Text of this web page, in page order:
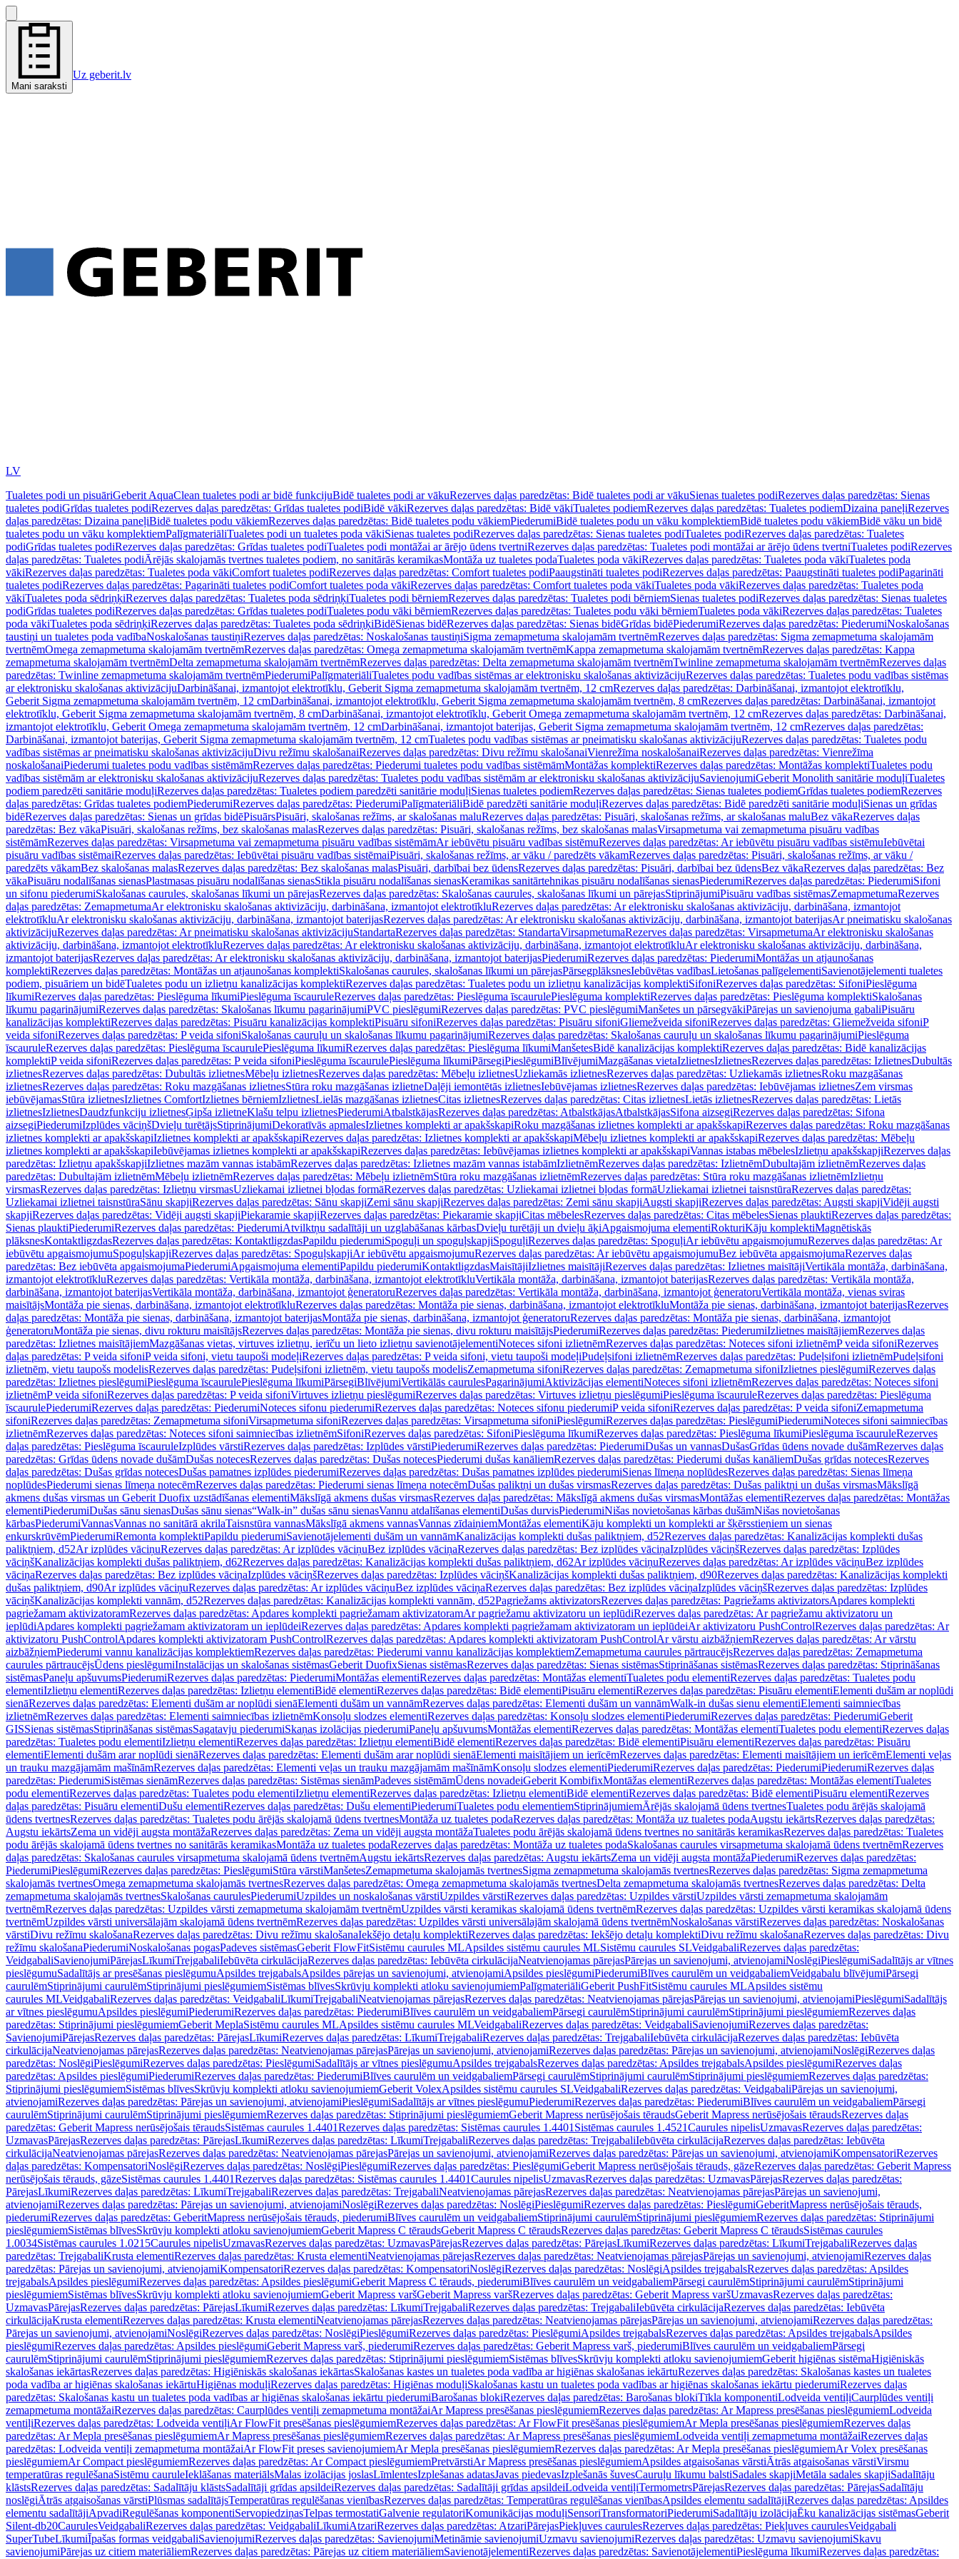
Mani saraksti
Uz geberit.lv
LV
Tualetes podi un pisuāriGeberit AquaClean tualetes podi ar bidē funkcijuBidē tualetes podi ar vākuRezerves daļas paredzētas: Bidē tualetes podi ar vākuSienas tualetes podiRezerves daļas paredzētas: Sienas
tualetes podiGrīdas tualetes podiRezerves daļas paredzētas: Grīdas tualetes podiBidē vākiRezerves daļas paredzētas: Bidē vākiTualetes podiemRezerves daļas paredzētas: Tualetes podiemDizaina paneļiRezerves
daļas paredzētas: Dizaina paneļiBidē tualetes podu vākiemRezerves daļas paredzētas: Bidē tualetes podu vākiemPiederumiBidē tualetes podu un vāku komplektiemBidē tualetes podu vākiemBidē vāku un bidē
tualetes podu un vāku komplektiemPalīgmateriāliTualetes podi un tualetes poda vākiSienas tualetes podiRezerves daļas paredzētas: Sienas tualetes podiTualetes podiRezerves daļas paredzētas: Tualetes
podiGrīdas tualetes podiRezerves daļas paredzētas: Grīdas tualetes podiTualetes podi montāžai ar ārējo ūdens tvertniRezerves daļas paredzētas: Tualetes podi montāžai ar ārējo ūdens tvertniTualetes podiRezerves
daļas paredzētas: Tualetes podiĀrējās skalojamās tvertnes tualetes podiem, no sanitārās keramikasMontāža uz tualetes podaTualetes poda vākiRezerves daļas paredzētas: Tualetes poda vākiTualetes poda
vākiRezerves daļas paredzētas: Tualetes poda vākiComfort tualetes podiRezerves daļas paredzētas: Comfort tualetes podiPaaugstināti tualetes podiRezerves daļas paredzētas: Paaugstināti tualetes podiPagarināti
tualetes podiRezerves daļas paredzētas: Pagarināti tualetes podiComfort tualetes poda vākiRezerves daļas paredzētas: Comfort tualetes poda vākiTualetes poda vākiRezerves daļas paredzētas: Tualetes poda
vākiTualetes poda sēdriņķiRezerves daļas paredzētas: Tualetes poda sēdriņķiTualetes podi bērniemRezerves daļas paredzētas: Tualetes podi bērniemSienas tualetes podiRezerves daļas paredzētas: Sienas tualetes
podiGrīdas tualetes podiRezerves daļas paredzētas: Grīdas tualetes podiTualetes podu vāki bērniemRezerves daļas paredzētas: Tualetes podu vāki bērniemTualetes poda vākiRezerves daļas paredzētas: Tualetes
poda vākiTualetes poda sēdriņķiRezerves daļas paredzētas: Tualetes poda sēdriņķiBidēSienas bidēRezerves daļas paredzētas: Sienas bidēGrīdas bidēPiederumiRezerves daļas paredzētas: PiederumiNoskalošanas
taustiņi un tualetes poda vadībaNoskalošanas taustiņiRezerves daļas paredzētas: Noskalošanas taustiņiSigma zemapmetuma skalojamām tvertnēmRezerves daļas paredzētas: Sigma zemapmetuma skalojamām
tvertnēmOmega zemapmetuma skalojamām tvertnēmRezerves daļas paredzētas: Omega zemapmetuma skalojamām tvertnēmKappa zemapmetuma skalojamām tvertnēmRezerves daļas paredzētas: Kappa
zemapmetuma skalojamām tvertnēmDelta zemapmetuma skalojamām tvertnēmRezerves daļas paredzētas: Delta zemapmetuma skalojamām tvertnēmTwinline zemapmetuma skalojamām tvertnēmRezerves daļas
paredzētas: Twinline zemapmetuma skalojamām tvertnēmPiederumiPalīgmateriāliTualetes podu vadības sistēmas ar elektronisku skalošanas aktivizācijuRezerves daļas paredzētas: Tualetes podu vadības sistēmas
ar elektronisku skalošanas aktivizācijuDarbināšanai, izmantojot elektrotīklu, Geberit Sigma zemapmetuma skalojamām tvertnēm, 12 cmRezerves daļas paredzētas: Darbināšanai, izmantojot elektrotīklu,
Geberit Sigma zemapmetuma skalojamām tvertnēm, 12 cmDarbināšanai, izmantojot elektrotīklu, Geberit Sigma zemapmetuma skalojamām tvertnēm, 8 cmRezerves daļas paredzētas: Darbināšanai, izmantojot
elektrotīklu, Geberit Sigma zemapmetuma skalojamām tvertnēm, 8 cmDarbināšanai, izmantojot elektrotīklu, Geberit Omega zemapmetuma skalojamām tvertnēm, 12 cmRezerves daļas paredzētas: Darbināšanai,
izmantojot elektrotīklu, Geberit Omega zemapmetuma skalojamām tvertnēm, 12 cmDarbināšanai, izmantojot baterijas, Geberit Sigma zemapmetuma skalojamām tvertnēm, 12 cmRezerves daļas paredzētas:
Darbināšanai, izmantojot baterijas, Geberit Sigma zemapmetuma skalojamām tvertnēm, 12 cmTualetes podu vadības sistēmas ar pneimatisku skalošanas aktivizācijuRezerves daļas paredzētas: Tualetes podu
vadības sistēmas ar pneimatisku skalošanas aktivizācijuDivu režīmu skalošanaiRezerves daļas paredzētas: Divu režīmu skalošanaiVienrežīma noskalošanaiRezerves daļas paredzētas: Vienrežīma
noskalošanaiPiederumi tualetes podu vadības sistēmāmRezerves daļas paredzētas: Piederumi tualetes podu vadības sistēmāmMontāžas komplektiRezerves daļas paredzētas: Montāžas komplektiTualetes podu
vadības sistēmām ar elektronisku skalošanas aktivizācijuRezerves daļas paredzētas: Tualetes podu vadības sistēmām ar elektronisku skalošanas aktivizācijuSavienojumiGeberit Monolith sanitārie moduļiTualetes
podiem paredzēti sanitārie moduļiRezerves daļas paredzētas: Tualetes podiem paredzēti sanitārie moduļiSienas tualetes podiemRezerves daļas paredzētas: Sienas tualetes podiemGrīdas tualetes podiemRezerves
daļas paredzētas: Grīdas tualetes podiemPiederumiRezerves daļas paredzētas: PiederumiPalīgmateriāliBidē paredzēti sanitārie moduļiRezerves daļas paredzētas: Bidē paredzēti sanitārie moduļiSienas un grīdas
bidēRezerves daļas paredzētas: Sienas un grīdas bidēPisuārsPisuāri, skalošanas režīms, ar skalošanas maluRezerves daļas paredzētas: Pisuāri, skalošanas režīms, ar skalošanas maluBez vākaRezerves daļas
paredzētas: Bez vākaPisuāri, skalošanas režīms, bez skalošanas malasRezerves daļas paredzētas: Pisuāri, skalošanas režīms, bez skalošanas malasVirsapmetuma vai zemapmetuma pisuāru vadības
sistēmāmRezerves daļas paredzētas: Virsapmetuma vai zemapmetuma pisuāru vadības sistēmāmAr iebūvētu pisuāru vadības sistēmuRezerves daļas paredzētas: Ar iebūvētu pisuāru vadības sistēmuIebūvētai
pisuāru vadības sistēmaiRezerves daļas paredzētas: Iebūvētai pisuāru vadības sistēmaiPisuāri, skalošanas režīms, ar vāku / paredzēts vākamRezerves daļas paredzētas: Pisuāri, skalošanas režīms, ar vāku /
paredzēts vākamBez skalošanas malasRezerves daļas paredzētas: Bez skalošanas malasPisuāri, darbībai bez ūdensRezerves daļas paredzētas: Pisuāri, darbībai bez ūdensBez vākaRezerves daļas paredzētas: Bez
vākaPisuāru nodalīšanas sienasPlastmasas pisuāru nodalīšanas sienasStikla pisuāru nodalīšanas sienasKeramikas sanitārtehnikas pisuāru nodalīšanas sienasPiederumiRezerves daļas paredzētas: PiederumiSifoni
un sifonu piederumiSkalošanas caurules, skalošanas līkumi un pārejasRezerves daļas paredzētas: Skalošanas caurules, skalošanas līkumi un pārejasStiprinājumiPisuāru vadības sistēmasZemapmetumaRezerves
daļas paredzētas: ZemapmetumaAr elektronisku skalošanas aktivizāciju, darbināšana, izmantojot elektrotīkluRezerves daļas paredzētas: Ar elektronisku skalošanas aktivizāciju, darbināšana, izmantojot
elektrotīkluAr elektronisku skalošanas aktivizāciju, darbināšana, izmantojot baterijasRezerves daļas paredzētas: Ar elektronisku skalošanas aktivizāciju, darbināšana, izmantojot baterijasAr pneimatisku skalošanas
aktivizācijuRezerves daļas paredzētas: Ar pneimatisku skalošanas aktivizācijuStandartaRezerves daļas paredzētas: StandartaVirsapmetumaRezerves daļas paredzētas: VirsapmetumaAr elektronisku skalošanas
aktivizāciju, darbināšana, izmantojot elektrotīkluRezerves daļas paredzētas: Ar elektronisku skalošanas aktivizāciju, darbināšana, izmantojot elektrotīkluAr elektronisku skalošanas aktivizāciju, darbināšana,
izmantojot baterijasRezerves daļas paredzētas: Ar elektronisku skalošanas aktivizāciju, darbināšana, izmantojot baterijasPiederumiRezerves daļas paredzētas: PiederumiMontāžas un atjaunošanas
komplektiRezerves daļas paredzētas: Montāžas un atjaunošanas komplektiSkalošanas caurules, skalošanas līkumi un pārejasPārsegplāksnesIebūvētas vadībasLietošanas palīgelementiSavienotājelementi tualetes
podiem, pisuāriem un bidēTualetes podu un izlietņu kanalizācijas komplektiRezerves daļas paredzētas: Tualetes podu un izlietņu kanalizācijas komplektiSifoniRezerves daļas paredzētas: SifoniPieslēguma
līkumiRezerves daļas paredzētas: Pieslēguma līkumiPieslēguma īscauruleRezerves daļas paredzētas: Pieslēguma īscaurulePieslēguma komplektiRezerves daļas paredzētas: Pieslēguma komplektiSkalošanas
līkumu pagarinājumiRezerves daļas paredzētas: Skalošanas līkumu pagarinājumiPVC pieslēgumiRezerves daļas paredzētas: PVC pieslēgumiManšetes un pārsegvākiPārejas un savienojuma gabaliPisuāru
kanalizācijas komplektiRezerves daļas paredzētas: Pisuāru kanalizācijas komplektiPisuāru sifoniRezerves daļas paredzētas: Pisuāru sifoniGliemežveida sifoniRezerves daļas paredzētas: Gliemežveida sifoniP
veida sifoniRezerves daļas paredzētas: P veida sifoniSkalošanas cauruļu un skalošanas līkumu pagarinājumiRezerves daļas paredzētas: Skalošanas cauruļu un skalošanas līkumu pagarinājumiPieslēguma
īscauruleRezerves daļas paredzētas: Pieslēguma īscaurulePieslēguma līkumiRezerves daļas paredzētas: Pieslēguma līkumiManšetesBidē kanalizācijas komplektiRezerves daļas paredzētas: Bidē kanalizācijas
komplektiP veida sifoniRezerves daļas paredzētas: P veida sifoniPieslēguma īscaurulePieslēguma līkumiPārsegiPieslēgumiBlīvējumiMazgāšanas vietaIzlietnesIzlietnesRezerves daļas paredzētas: IzlietnesDubultās
izlietnesRezerves daļas paredzētas: Dubultās izlietnesMēbeļu izlietnesRezerves daļas paredzētas: Mēbeļu izlietnesUzliekamās izlietnesRezerves daļas paredzētas: Uzliekamās izlietnesRoku mazgāšanas
izlietnesRezerves daļas paredzētas: Roku mazgāšanas izlietnesStūra roku mazgāšanas izlietneDaļēji iemontētās izlietnesIebūvējamas izlietnesRezerves daļas paredzētas: Iebūvējamas izlietnesZem virsmas
iebūvējamasStūra izlietnesIzlietnes ComfortIzlietnes bērniemIzlietnesLielās mazgāšanas izlietnesCitas izlietnesRezerves daļas paredzētas: Citas izlietnesLietās izlietnesRezerves daļas paredzētas: Lietās
izlietnesIzlietnesDaudzfunkciju izlietnesĢipša izlietneKlašu telpu izlietnesPiederumiAtbalstkājasRezerves daļas paredzētas: AtbalstkājasAtbalstkājasSifona aizsegiRezerves daļas paredzētas: Sifona
aizsegiPiederumiIzplūdes vāciņšDvieļu turētājsStiprinājumiDekoratīvās apmalesIzlietnes komplekti ar apakšskapiRoku mazgāšanas izlietnes komplekti ar apakšskapiRezerves daļas paredzētas: Roku mazgāšanas
izlietnes komplekti ar apakšskapiIzlietnes komplekti ar apakšskapiRezerves daļas paredzētas: Izlietnes komplekti ar apakšskapiMēbeļu izlietnes komplekti ar apakšskapiRezerves daļas paredzētas: Mēbeļu
izlietnes komplekti ar apakšskapiIebūvējamas izlietnes komplekti ar apakšskapiRezerves daļas paredzētas: Iebūvējamas izlietnes komplekti ar apakšskapiVannas istabas mēbelesIzlietņu apakšskapjiRezerves daļas
paredzētas: Izlietņu apakšskapjiIzlietnes mazām vannas istabāmRezerves daļas paredzētas: Izlietnes mazām vannas istabāmIzlietnēmRezerves daļas paredzētas: IzlietnēmDubultajām izlietnēmRezerves daļas
paredzētas: Dubultajām izlietnēmMēbeļu izlietnēmRezerves daļas paredzētas: Mēbeļu izlietnēmStūra roku mazgāšanas izlietnēmRezerves daļas paredzētas: Stūra roku mazgāšanas izlietnēmIzlietņu
virsmasRezerves daļas paredzētas: Izlietņu virsmasUzliekamai izlietnei bļodas formāRezerves daļas paredzētas: Uzliekamai izlietnei bļodas formāUzliekamai izlietnei taisnstūraRezerves daļas paredzētas:
Uzliekamai izlietnei taisnstūraSānu skapjiRezerves daļas paredzētas: Sānu skapjiZemi sānu skapjiRezerves daļas paredzētas: Zemi sānu skapjiAugsti skapjiRezerves daļas paredzētas: Augsti skapjiVidēji augsti
skapjiRezerves daļas paredzētas: Vidēji augsti skapjiPiekaramie skapjiRezerves daļas paredzētas: Piekaramie skapjiCitas mēbelesRezerves daļas paredzētas: Citas mēbelesSienas plauktiRezerves daļas paredzētas:
Sienas plauktiPiederumiRezerves daļas paredzētas: PiederumiAtvilktņu sadalītāji un uzglabāšanas kārbasDvieļu turētāji un dvieļu āķiApgaismojuma elementiRokturiKāju komplektiMagnētiskās
plāksnesKontaktligzdasRezerves daļas paredzētas: KontaktligzdasPapildu piederumiSpoguļi un spoguļskapjiSpoguļiRezerves daļas paredzētas: SpoguļiAr iebūvētu apgaismojumuRezerves daļas paredzētas: Ar
iebūvētu apgaismojumuSpoguļskapjiRezerves daļas paredzētas: SpoguļskapjiAr iebūvētu apgaismojumuRezerves daļas paredzētas: Ar iebūvētu apgaismojumuBez iebūvēta apgaismojumaRezerves daļas
paredzētas: Bez iebūvēta apgaismojumaPiederumiApgaismojuma elementiPapildu piederumiKontaktligzdasMaisītājiIzlietnes maisītājiRezerves daļas paredzētas: Izlietnes maisītājiVertikāla montāža, darbināšana,
izmantojot elektrotīkluRezerves daļas paredzētas: Vertikāla montāža, darbināšana, izmantojot elektrotīkluVertikāla montāža, darbināšana, izmantojot baterijasRezerves daļas paredzētas: Vertikāla montāža,
darbināšana, izmantojot baterijasVertikāla montāža, darbināšana, izmantojot ģeneratoruRezerves daļas paredzētas: Vertikāla montāža, darbināšana, izmantojot ģeneratoruVertikāla montāža, vienas sviras
maisītājsMontāža pie sienas, darbināšana, izmantojot elektrotīkluRezerves daļas paredzētas: Montāža pie sienas, darbināšana, izmantojot elektrotīkluMontāža pie sienas, darbināšana, izmantojot baterijasRezerves
daļas paredzētas: Montāža pie sienas, darbināšana, izmantojot baterijasMontāža pie sienas, darbināšana, izmantojot ģeneratoruRezerves daļas paredzētas: Montāža pie sienas, darbināšana, izmantojot
ģeneratoruMontāža pie sienas, divu rokturu maisītājsRezerves daļas paredzētas: Montāža pie sienas, divu rokturu maisītājsPiederumiRezerves daļas paredzētas: PiederumiIzlietnes maisītājiemRezerves daļas
paredzētas: Izlietnes maisītājiemMazgāšanas vietas, virtuves izlietņu, ierīču un lieto izlietņu savienotājelementiNoteces sifoni izlietnēmRezerves daļas paredzētas: Noteces sifoni izlietnēmP veida sifoniRezerves
daļas paredzētas: P veida sifoniP veida sifoni, vietu taupoši modeļiRezerves daļas paredzētas: P veida sifoni, vietu taupoši modeļiPudeļsifoni izlietnēmRezerves daļas paredzētas: Pudeļsifoni izlietnēmPudeļsifoni
izlietnēm, vietu taupošs modelisRezerves daļas paredzētas: Pudeļsifoni izlietnēm, vietu taupošs modelisZemapmetuma sifoniRezerves daļas paredzētas: Zemapmetuma sifoniIzlietnes pieslēgumiRezerves daļas
paredzētas: Izlietnes pieslēgumiPieslēguma īscaurulePieslēguma līkumiPārsegiBlīvējumiVertikālās caurulesPagarinājumiAktivizācijas elementiNoteces sifoni izlietnēmRezerves daļas paredzētas: Noteces sifoni
izlietnēmP veida sifoniRezerves daļas paredzētas: P veida sifoniVirtuves izlietņu pieslēgumiRezerves daļas paredzētas: Virtuves izlietņu pieslēgumiPieslēguma īscauruleRezerves daļas paredzētas: Pieslēguma
īscaurulePiederumiRezerves daļas paredzētas: PiederumiNoteces sifonu piederumiRezerves daļas paredzētas: Noteces sifonu piederumiP veida sifoniRezerves daļas paredzētas: P veida sifoniZemapmetuma
sifoniRezerves daļas paredzētas: Zemapmetuma sifoniVirsapmetuma sifoniRezerves daļas paredzētas: Virsapmetuma sifoniPieslēgumiRezerves daļas paredzētas: PieslēgumiPiederumiNoteces sifoni saimniecības
izlietnēmRezerves daļas paredzētas: Noteces sifoni saimniecības izlietnēmSifoniRezerves daļas paredzētas: SifoniPieslēguma līkumiRezerves daļas paredzētas: Pieslēguma līkumiPieslēguma īscauruleRezerves
daļas paredzētas: Pieslēguma īscauruleIzplūdes vārstiRezerves daļas paredzētas: Izplūdes vārstiPiederumiRezerves daļas paredzētas: PiederumiDušas un vannasDušasGrīdas ūdens novade dušāmRezerves daļas
paredzētas: Grīdas ūdens novade dušāmDušas notecesRezerves daļas paredzētas: Dušas notecesPiederumi dušas kanāliemRezerves daļas paredzētas: Piederumi dušas kanāliemDušas grīdas notecesRezerves
daļas paredzētas: Dušas grīdas notecesDušas pamatnes izplūdes piederumiRezerves daļas paredzētas: Dušas pamatnes izplūdes piederumiSienas līmeņa noplūdesRezerves daļas paredzētas: Sienas līmeņa
noplūdesPiederumi sienas līmeņa notecēmRezerves daļas paredzētas: Piederumi sienas līmeņa notecēmDušas paliktņi un dušas virsmasRezerves daļas paredzētas: Dušas paliktņi un dušas virsmasMākslīgā
akmens dušas virsmas un Geberit Duofix uzstādīšanas elementiMākslīgā akmens dušas virsmasRezerves daļas paredzētas: Mākslīgā akmens dušas virsmasMontāžas elementiRezerves daļas paredzētas: Montāžas
elementiPiederumiDušas sānu sienasDušas sānu sienas“Walk-in” dušas sānu sienasVannu atdalīšanas elementiDušas durvisPiederumiNišas novietošanas kārbas dušāmNišas novietošanas
kārbasPiederumiVannasVannas no sanitārā akrilaTaisnstūra vannasMākslīgā akmens vannasVannas zīdaiņiemMontāžas elementiKāju komplekti un komplekti ar šķērsstieņiem un sienas
enkurskrūvēmPiederumiRemonta komplektiPapildu piederumiSavienotājelementi dušām un vannāmKanalizācijas komplekti dušas paliktņiem, d52Rezerves daļas paredzētas: Kanalizācijas komplekti dušas
paliktņiem, d52Ar izplūdes vāciņuRezerves daļas paredzētas: Ar izplūdes vāciņuBez izplūdes vāciņaRezerves daļas paredzētas: Bez izplūdes vāciņaIzplūdes vāciņšRezerves daļas paredzētas: Izplūdes
vāciņšKanalizācijas komplekti dušas paliktņiem, d62Rezerves daļas paredzētas: Kanalizācijas komplekti dušas paliktņiem, d62Ar izplūdes vāciņuRezerves daļas paredzētas: Ar izplūdes vāciņuBez izplūdes
vāciņaRezerves daļas paredzētas: Bez izplūdes vāciņaIzplūdes vāciņšRezerves daļas paredzētas: Izplūdes vāciņšKanalizācijas komplekti dušas paliktņiem, d90Rezerves daļas paredzētas: Kanalizācijas komplekti
dušas paliktņiem, d90Ar izplūdes vāciņuRezerves daļas paredzētas: Ar izplūdes vāciņuBez izplūdes vāciņaRezerves daļas paredzētas: Bez izplūdes vāciņaIzplūdes vāciņšRezerves daļas paredzētas: Izplūdes
vāciņšKanalizācijas komplekti vannām, d52Rezerves daļas paredzētas: Kanalizācijas komplekti vannām, d52Pagriežams aktivizatorsRezerves daļas paredzētas: Pagriežams aktivizatorsApdares komplekti
pagriežamam aktivizatoramRezerves daļas paredzētas: Apdares komplekti pagriežamam aktivizatoramAr pagriežamu aktivizatoru un ieplūdiRezerves daļas paredzētas: Ar pagriežamu aktivizatoru un
ieplūdiApdares komplekti pagriežamam aktivizatoram un ieplūdeiRezerves daļas paredzētas: Apdares komplekti pagriežamam aktivizatoram un ieplūdeiAr aktivizatoru PushControlRezerves daļas paredzētas: Ar
aktivizatoru PushControlApdares komplekti aktivizatoram PushControlRezerves daļas paredzētas: Apdares komplekti aktivizatoram PushControlAr vārstu aizbāžņiemRezerves daļas paredzētas: Ar vārstu
aizbāžņiemPiederumi vannu kanalizācijas komplektiemRezerves daļas paredzētas: Piederumi vannu kanalizācijas komplektiemZemapmetuma caurules pārtraucējsRezerves daļas paredzētas: Zemapmetuma
caurules pārtraucējsŪdens pieslēgumiInstalācijas un skalošanas sistēmasGeberit DuofixSienas sistēmasRezerves daļas paredzētas: Sienas sistēmasStiprināšanas sistēmasRezerves daļas paredzētas: Stiprināšanas
sistēmasPaneļu apšuvumsPiederumiRezerves daļas paredzētas: PiederumiMontāžas elementiRezerves daļas paredzētas: Montāžas elementiTualetes podu elementiRezerves daļas paredzētas: Tualetes podu
elementiIzlietņu elementiRezerves daļas paredzētas: Izlietņu elementiBidē elementiRezerves daļas paredzētas: Bidē elementiPisuāru elementiRezerves daļas paredzētas: Pisuāru elementiElementi dušām ar noplūdi
sienāRezerves daļas paredzētas: Elementi dušām ar noplūdi sienāElementi dušām un vannāmRezerves daļas paredzētas: Elementi dušām un vannāmWalk-in dušas sienu elementiElementi saimniecības
izlietnēmRezerves daļas paredzētas: Elementi saimniecības izlietnēmKonsoļu slodzes elementiRezerves daļas paredzētas: Konsoļu slodzes elementiPiederumiRezerves daļas paredzētas: PiederumiGeberit
GISSienas sistēmasStiprināšanas sistēmasSagatavju piederumiSkaņas izolācijas piederumiPaneļu apšuvumsMontāžas elementiRezerves daļas paredzētas: Montāžas elementiTualetes podu elementiRezerves daļas
paredzētas: Tualetes podu elementiIzlietņu elementiRezerves daļas paredzētas: Izlietņu elementiBidē elementiRezerves daļas paredzētas: Bidē elementiPisuāru elementiRezerves daļas paredzētas: Pisuāru
elementiElementi dušām arar noplūdi sienāRezerves daļas paredzētas: Elementi dušām arar noplūdi sienāElementi maisītājiem un ierīcēmRezerves daļas paredzētas: Elementi maisītājiem un ierīcēmElementi veļas
un trauku mazgājamām mašīnāmRezerves daļas paredzētas: Elementi veļas un trauku mazgājamām mašīnāmKonsoļu slodzes elementiPiederumiRezerves daļas paredzētas: PiederumiPiederumiRezerves daļas
paredzētas: PiederumiSistēmas sienāmRezerves daļas paredzētas: Sistēmas sienāmPadeves sistēmāmŪdens novadeiGeberit KombifixMontāžas elementiRezerves daļas paredzētas: Montāžas elementiTualetes
podu elementiRezerves daļas paredzētas: Tualetes podu elementiIzlietņu elementiRezerves daļas paredzētas: Izlietņu elementiBidē elementiRezerves daļas paredzētas: Bidē elementiPisuāru elementiRezerves
daļas paredzētas: Pisuāru elementiDušu elementiRezerves daļas paredzētas: Dušu elementiPiederumiTualetes podu elementiemStiprinājumiemĀrējās skalojamā ūdens tvertnesTualetes podu ārējās skalojamā
ūdens tvertnesRezerves daļas paredzētas: Tualetes podu ārējās skalojamā ūdens tvertnesMontāža uz tualetes podaRezerves daļas paredzētas: Montāža uz tualetes podaAugstu iekārtsRezerves daļas paredzētas:
Augstu iekārtsZema un vidēji augsta montāžaRezerves daļas paredzētas: Zema un vidēji augsta montāžaTualetes podu ārējās skalojamā ūdens tvertnes no sanitārās keramikasRezerves daļas paredzētas: Tualetes
podu ārējās skalojamā ūdens tvertnes no sanitārās keramikasMontāža uz tualetes podaRezerves daļas paredzētas: Montāža uz tualetes podaSkalošanas caurules virsapmetuma skalojamā ūdens tvertnēmRezerves
daļas paredzētas: Skalošanas caurules virsapmetuma skalojamā ūdens tvertnēmAugstu iekārtsRezerves daļas paredzētas: Augstu iekārtsZema un vidēji augsta montāžaPiederumiRezerves daļas paredzētas:
PiederumiPieslēgumiRezerves daļas paredzētas: PieslēgumiStūra vārstiManšetesZemapmetuma skalojamās tvertnesSigma zemapmetuma skalojamās tvertnesRezerves daļas paredzētas: Sigma zemapmetuma
skalojamās tvertnesOmega zemapmetuma skalojamās tvertnesRezerves daļas paredzētas: Omega zemapmetuma skalojamās tvertnesDelta zemapmetuma skalojamās tvertnesRezerves daļas paredzētas: Delta
zemapmetuma skalojamās tvertnesSkalošanas caurulesPiederumiUzpildes un noskalošanas vārstiUzpildes vārstiRezerves daļas paredzētas: Uzpildes vārstiUzpildes vārsti zemapmetuma skalojamām
tvertnēmRezerves daļas paredzētas: Uzpildes vārsti zemapmetuma skalojamām tvertnēmUzpildes vārsti keramikas skalojamā ūdens tvertnēmRezerves daļas paredzētas: Uzpildes vārsti keramikas skalojamā ūdens
tvertnēmUzpildes vārsti universālajām skalojamā ūdens tvertnēmRezerves daļas paredzētas: Uzpildes vārsti universālajām skalojamā ūdens tvertnēmNoskalošanas vārstiRezerves daļas paredzētas: Noskalošanas
vārstiDivu režīmu skalošanaRezerves daļas paredzētas: Divu režīmu skalošanaIekšējo detaļu komplektiRezerves daļas paredzētas: Iekšējo detaļu komplektiDivu režīmu skalošanaRezerves daļas paredzētas: Divu
režīmu skalošanaPiederumiNoskalošanas pogasPadeves sistēmasGeberit FlowFitSistēmu caurules MLApsildes sistēmu caurules MLSistēmu caurules SLVeidgabaliRezerves daļas paredzētas:
VeidgabaliSavienojumiPārejasLīkumiTrejgabaliIebūvēta cirkulācijaRezerves daļas paredzētas: Iebūvēta cirkulācijaNeatvienojamas pārejasPārejas un savienojumi, atvienojamiNoslēgiPieslēgumiSadalītājs ar vītnes
pieslēgumuSadalītājs ar presēšanas pieslēgumuApsildes trejgabalsApsildes pārejas un savienojumi, atvienojamiApsildes pieslēgumiPiederumiBlīves caurulēm un veidgabaliemVeidgabalu blīvējumiPārsegi
caurulēmStiprinājumi caurulēmStiprinājumi pieslēgumiemSistēmas blīvesSkrūvju komplekti atloku savienojumiemPalīgmateriāliGeberit PushFitSistēmu caurules MLApsildes sistēmu
caurules MLVeidgabaliRezerves daļas paredzētas: VeidgabaliLīkumiTrejgabaliNeatvienojamas pārejasRezerves daļas paredzētas: Neatvienojamas pārejasPārejas un savienojumi, atvienojamiPieslēgumiSadalītājs
ar vītnes pieslēgumuApsildes pieslēgumiPiederumiRezerves daļas paredzētas: PiederumiBlīves caurulēm un veidgabaliemPārsegi caurulēmStiprinājumi caurulēmStiprinājumi pieslēgumiemRezerves daļas
paredzētas: Stiprinājumi pieslēgumiemGeberit MeplaSistēmu caurules MLApsildes sistēmu caurules MLVeidgabaliRezerves daļas paredzētas: VeidgabaliSavienojumiRezerves daļas paredzētas:
SavienojumiPārejasRezerves daļas paredzētas: PārejasLīkumiRezerves daļas paredzētas: LīkumiTrejgabaliRezerves daļas paredzētas: TrejgabaliIebūvēta cirkulācijaRezerves daļas paredzētas: Iebūvēta
cirkulācijaNeatvienojamas pārejasRezerves daļas paredzētas: Neatvienojamas pārejasPārejas un savienojumi, atvienojamiRezerves daļas paredzētas: Pārejas un savienojumi, atvienojamiNoslēgiRezerves daļas
paredzētas: NoslēgiPieslēgumiRezerves daļas paredzētas: PieslēgumiSadalītājs ar vītnes pieslēgumuApsildes trejgabalsRezerves daļas paredzētas: Apsildes trejgabalsApsildes pieslēgumiRezerves daļas
paredzētas: Apsildes pieslēgumiPiederumiRezerves daļas paredzētas: PiederumiBlīves caurulēm un veidgabaliemPārsegi caurulēmStiprinājumi caurulēmStiprinājumi pieslēgumiemRezerves daļas paredzētas:
Stiprinājumi pieslēgumiemSistēmas blīvesSkrūvju komplekti atloku savienojumiemGeberit VolexApsildes sistēmu caurules SLVeidgabaliRezerves daļas paredzētas: VeidgabaliPārejas un savienojumi,
atvienojamiRezerves daļas paredzētas: Pārejas un savienojumi, atvienojamiPieslēgumiSadalītājs ar vītnes pieslēgumuPiederumiRezerves daļas paredzētas: PiederumiBlīves caurulēm un veidgabaliemPārsegi
caurulēmStiprinājumi caurulēmStiprinājumi pieslēgumiemRezerves daļas paredzētas: Stiprinājumi pieslēgumiemGeberit Mapress nerūsējošais tēraudsGeberit Mapress nerūsējošais tēraudsRezerves daļas
paredzētas: Geberit Mapress nerūsējošais tēraudsSistēmas caurules 1.4401Rezerves daļas paredzētas: Sistēmas caurules 1.4401 Sistēmas caurules 1.4521Caurules nipelisUzmavasRezerves daļas paredzētas:
UzmavasPārejasRezerves daļas paredzētas: PārejasLīkumiRezerves daļas paredzētas: LīkumiTrejgabaliRezerves daļas paredzētas: TrejgabaliIebūvēta cirkulācijaRezerves daļas paredzētas: Iebūvēta
cirkulācijaNeatvienojamas pārejasRezerves daļas paredzētas: Neatvienojamas pārejasPārejas un savienojumi, atvienojamiRezerves daļas paredzētas: Pārejas un savienojumi, atvienojamiKompensatoriRezerves
daļas paredzētas: KompensatoriNoslēgiRezerves daļas paredzētas: NoslēgiPieslēgumiRezerves daļas paredzētas: PieslēgumiGeberit Mapress nerūsējošais tērauds, gāzeRezerves daļas paredzētas: Geberit Mapress
nerūsējošais tērauds, gāzeSistēmas caurules 1.4401Rezerves daļas paredzētas: Sistēmas caurules 1.4401Caurules nipelisUzmavasRezerves daļas paredzētas: UzmavasPārejasRezerves daļas paredzētas:
PārejasLīkumiRezerves daļas paredzētas: LīkumiTrejgabaliRezerves daļas paredzētas: TrejgabaliNeatvienojamas pārejasRezerves daļas paredzētas: Neatvienojamas pārejasPārejas un savienojumi,
atvienojamiRezerves daļas paredzētas: Pārejas un savienojumi, atvienojamiNoslēgiRezerves daļas paredzētas: NoslēgiPieslēgumiRezerves daļas paredzētas: PieslēgumiGeberitMapress nerūsējošais tērauds,
piederumiRezerves daļas paredzētas: GeberitMapress nerūsējošais tērauds, piederumiBlīves caurulēm un veidgabaliemStiprinājumi caurulēmStiprinājumi pieslēgumiemRezerves daļas paredzētas: Stiprinājumi
pieslēgumiemSistēmas blīvesSkrūvju komplekti atloku savienojumiemGeberit Mapress C tēraudsGeberit Mapress C tēraudsRezerves daļas paredzētas: Geberit Mapress C tēraudsSistēmas caurules
1.0034Sistēmas caurules 1.0215Caurules nipelisUzmavasRezerves daļas paredzētas: UzmavasPārejasRezerves daļas paredzētas: PārejasLīkumiRezerves daļas paredzētas: LīkumiTrejgabaliRezerves daļas
paredzētas: TrejgabaliKrusta elementiRezerves daļas paredzētas: Krusta elementiNeatvienojamas pārejasRezerves daļas paredzētas: Neatvienojamas pārejasPārejas un savienojumi, atvienojamiRezerves daļas
paredzētas: Pārejas un savienojumi, atvienojamiKompensatoriRezerves daļas paredzētas: KompensatoriNoslēgiRezerves daļas paredzētas: NoslēgiApsildes trejgabalsRezerves daļas paredzētas: Apsildes
trejgabalsApsildes pieslēgumiRezerves daļas paredzētas: Apsildes pieslēgumiGeberit Mapress C tērauds, piederumiBlīves caurulēm un veidgabaliemPārsegi caurulēmStiprinājumi caurulēmStiprinājumi
pieslēgumiemSistēmas blīvesSkrūvju komplekti atloku savienojumiemGeberit Mapress varšGeberit Mapress varšRezerves daļas paredzētas: Geberit Mapress varšUzmavasRezerves daļas paredzētas:
UzmavasPārejasRezerves daļas paredzētas: PārejasLīkumiRezerves daļas paredzētas: LīkumiTrejgabaliRezerves daļas paredzētas: TrejgabaliIebūvēta cirkulācijaRezerves daļas paredzētas: Iebūvēta
cirkulācijaKrusta elementiRezerves daļas paredzētas: Krusta elementiNeatvienojamas pārejasRezerves daļas paredzētas: Neatvienojamas pārejasPārejas un savienojumi, atvienojamiRezerves daļas paredzētas:
Pārejas un savienojumi, atvienojamiNoslēgiRezerves daļas paredzētas: NoslēgiPieslēgumiRezerves daļas paredzētas: PieslēgumiApsildes trejgabalsRezerves daļas paredzētas: Apsildes trejgabalsApsildes
pieslēgumiRezerves daļas paredzētas: Apsildes pieslēgumiGeberit Mapress varš, piederumiRezerves daļas paredzētas: Geberit Mapress varš, piederumiBlīves caurulēm un veidgabaliemPārsegi
caurulēmStiprinājumi caurulēmStiprinājumi pieslēgumiemRezerves daļas paredzētas: Stiprinājumi pieslēgumiemSistēmas blīvesSkrūvju komplekti atloku savienojumiemGeberit higiēnas sistēmaHigiēniskās
skalošanas iekārtasRezerves daļas paredzētas: Higiēniskās skalošanas iekārtasSkalošanas kastes un tualetes poda vadība ar higiēnas skalošanas iekārtuRezerves daļas paredzētas: Skalošanas kastes un tualetes
poda vadība ar higiēnas skalošanas iekārtuHigiēnas moduļiRezerves daļas paredzētas: Higiēnas moduļiSkalošanas kastu un tualetes poda vadības ar higiēnas skalošanas iekārtu piederumiRezerves daļas
paredzētas: Skalošanas kastu un tualetes poda vadības ar higiēnas skalošanas iekārtu piederumiBarošanas blokiRezerves daļas paredzētas: Barošanas blokiTīkla komponentiLodveida ventiļiCaurplūdes ventiļi
zemapmetuma montāžaiRezerves daļas paredzētas: Caurplūdes ventiļi zemapmetuma montāžaiAr Mapress presēšanas pieslēgumiemRezerves daļas paredzētas: Ar Mapress presēšanas pieslēgumiemLodveida
ventiļiRezerves daļas paredzētas: Lodveida ventiļiAr FlowFit presēšanas pieslēgumiemRezerves daļas paredzētas: Ar FlowFit presēšanas pieslēgumiemAr Mepla presēšanas pieslēgumiemRezerves daļas
paredzētas: Ar Mepla presēšanas pieslēgumiemAr Mapress presēšanas pieslēgumiemRezerves daļas paredzētas: Ar Mapress presēšanas pieslēgumiemLodveida ventiļi zemapmetuma montāžaiRezerves daļas
paredzētas: Lodveida ventiļi zemapmetuma montāžaiAr FlowFit preses savienojumiemAr Mepla presēšanas pieslēgumiemRezerves daļas paredzētas: Ar Mepla presēšanas pieslēgumiemAr Volex presēšanas
pieslēgumiemAr Compact pieslēgumiemRezerves daļas paredzētas: Ar Compact pieslēgumiemPretvārstiAr Mapress presēšanas pieslēgumiemApsildes atgaisošanas vārstiĀtrās atgaisošanas vārstiVirsmu
temperatūras regulēšanaSistēmu cauruleIeklāšanas materiālsMalas izolācijas joslasLīmlentesIzplešanas adatasJavas piedevasIzplešanās šuvesCauruļu līkumu balstiSadales skapjiMetāla sadales skapjiSadalītāju
klāstsRezerves daļas paredzētas: Sadalītāju klāstsSadalītāji grīdas apsildeiRezerves daļas paredzētas: Sadalītāji grīdas apsildeiLodveida ventiļiTermometrsPārejasRezerves daļas paredzētas: PārejasSadalītāju
noslēgiĀtrās atgaisošanas vārstiPlūsmas sadalītājsTemperatūras regulēšanas vienībasRezerves daļas paredzētas: Temperatūras regulēšanas vienībasApsildes elementu sadalītājiRezerves daļas paredzētas: Apsildes
elementu sadalītājiApvadiRegulēšanas komponentiServopiedziņasTelpas termostatiGalvenie regulatoriKomunikācijas moduļiSensoriTransformatoriPiederumiSadalītāju izolācijaĒku kanalizācijas sistēmasGeberit
Silent-db20CaurulesVeidgabaliRezerves daļas paredzētas: VeidgabaliLīkumiAtzariRezerves daļas paredzētas: AtzariPārejasPiekļuves caurulesRezerves daļas paredzētas: Piekļuves caurulesVeidgabali
SuperTubeLīkumiĪpašas formas veidgabaliSavienojumiRezerves daļas paredzētas: SavienojumiMetināmie savienojumiUzmavu savienojumiRezerves daļas paredzētas: Uzmavu savienojumiSkavu
savienojumiPārejas uz citiem materiāliemRezerves daļas paredzētas: Pārejas uz citiem materiāliemSavienotājelementiRezerves daļas paredzētas: SavienotājelementiPieslēguma līkumiRezerves daļas paredzētas: